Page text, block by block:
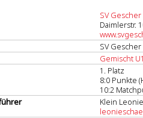
SV Gescher
Daimlerstr.
SV Gescher
Gemischt
1. Platz
8:0 Punkte
10:2
Klein